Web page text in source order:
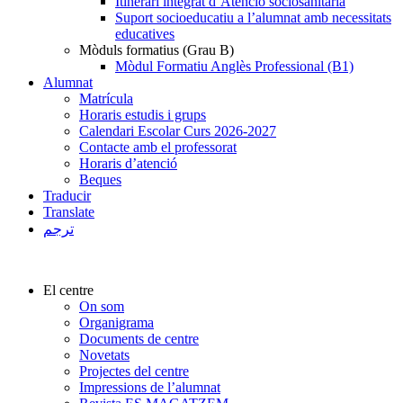
Suport socioeducatiu a l’alumnat amb necessitats
educatives
Mòduls formatius (Grau B)
Mòdul Formatiu Anglès Professional (B1)
Alumnat
Matrícula
Horaris estudis i grups
Calendari Escolar Curs 2026-2027
Contacte amb el professorat
Horaris d’atenció
Beques
Traducir
Translate
ترجم
El centre
On som
Organigrama
Documents de centre
Novetats
Projectes del centre
Impressions de l’alumnat